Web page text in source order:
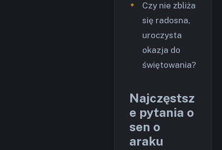
Czy nie zbliża
się radosna,
uroczysta
okazja do
świętowania?
Najczęstsz
e pytania o
sen o
araku